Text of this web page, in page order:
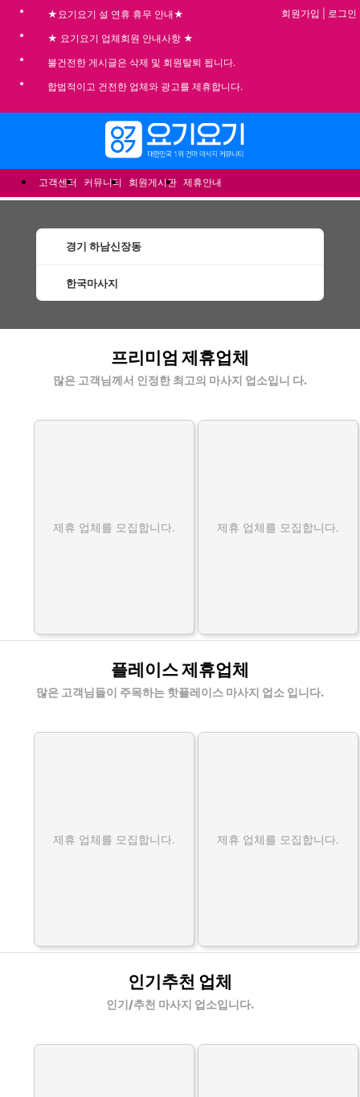
★요기요기 설 연휴 휴무 안내★
★ 요기요기 업체회원 안내사항 ★
불건전한 게시글은 삭제 및 회원탈퇴 됩니다.
합법적이고 건전한 업체와 광고를 제휴합니다.
회원가입 로그인
고객센터 커뮤니티 회원게시판 제휴안내
경기 하남신장동
한국마사지
프리미엄 제휴업체
많은 고객님께서 인정한 최고의 마사지 업소입니 다.
제휴 업체를 모집합니다. 제휴 업체를 모집합니다.
플레이스 제휴업체
많은 고객님들이 주목하는 핫플레이스 마사지 업소 입니다.
제휴 업체를 모집합니다. 제휴 업체를 모집합니다.
인기추천 업체
인기/추천 마사지 업소입니다.